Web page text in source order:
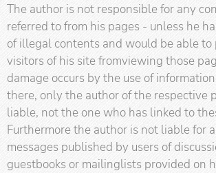
The author is not responsible for any
referred to from his pages - unless he
of illegal contents and would be able
visitors of his site fromviewing those
damage occurs by the use of
there, only the author of the respective
liable, not the one who has linked to
Furthermore the author is not liable for
messages published by users of
guestbooks or mailinglists provided on